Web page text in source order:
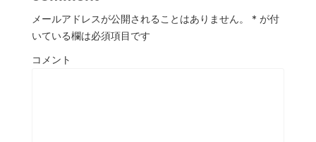
メールアドレスが公開されることはありません。 * が付
いている欄は必須項目です
コメント